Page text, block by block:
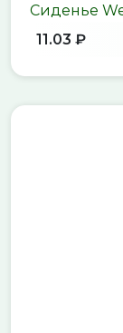
Сиденье
11.03 ₽